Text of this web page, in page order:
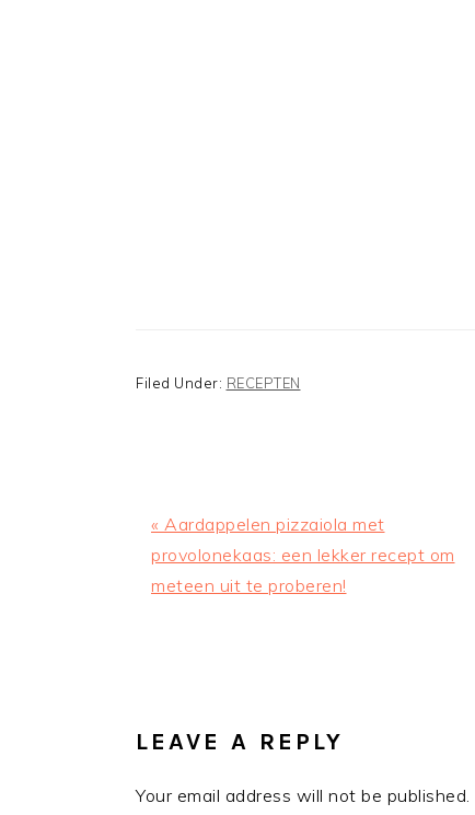
Filed Under: RECEPTEN
Previous
Post:
« Aardappelen pizzaiola met
provolonekaas: een lekker recept om
meteen uit te proberen!
LEAVE A REPLY
Your email address will not be published.